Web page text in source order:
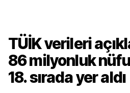
TÜİK verileri
86 milyonluk
18. sırada yer aldı